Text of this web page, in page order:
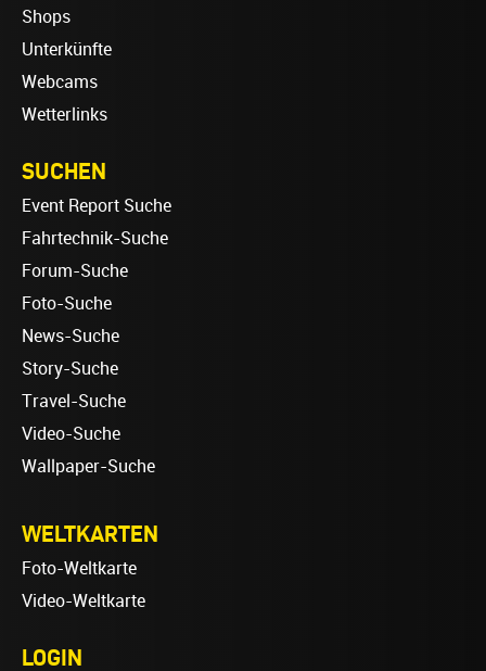
Shops
Unterkünfte
Webcams
Wetterlinks
SUCHEN
Event Report Suche
Fahrtechnik-Suche
Forum-Suche
Foto-Suche
News-Suche
Story-Suche
Travel-Suche
Video-Suche
Wallpaper-Suche
WELTKARTEN
Foto-Weltkarte
Video-Weltkarte
LOGIN